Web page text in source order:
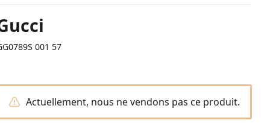
001 57
Actuellement, nous ne vendons pas ce produit.